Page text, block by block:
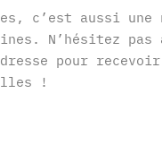
c’est aussi une
N’hésitez pas
pour
!